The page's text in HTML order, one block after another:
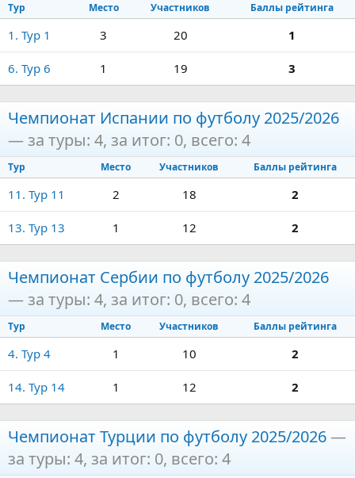
Тур Место Участников Баллы рейтинга
1. Тур 1 3 20 1
6. Тур 6 1 19 3
Чемпионат Испании по футболу 2025/2026
— за туры: 4, за итог: 0, всего: 4
Тур Место Участников Баллы рейтинга
11. Тур 11 2 18 2
13. Тур 13 1 12 2
Чемпионат Сербии по футболу 2025/2026
— за туры: 4, за итог: 0, всего: 4
Тур Место Участников Баллы рейтинга
4. Тур 4 1 10 2
14. Тур 14 1 12 2
Чемпионат Турции по футболу 2025/2026—
за туры: 4, за итог: 0, всего: 4